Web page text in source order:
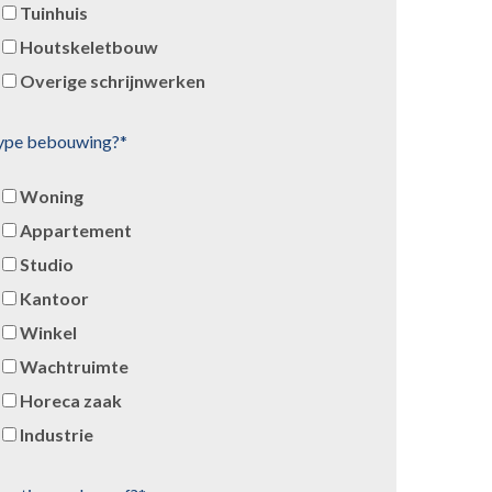
Tuinhuis
Houtskeletbouw
Overige schrijnwerken
bebouwing?*
Woning
Appartement
Studio
Kantoor
Winkel
Wachtruimte
Horeca zaak
Industrie